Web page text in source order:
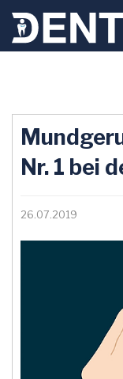
springen
Nr. 1 bei
26.07.2019